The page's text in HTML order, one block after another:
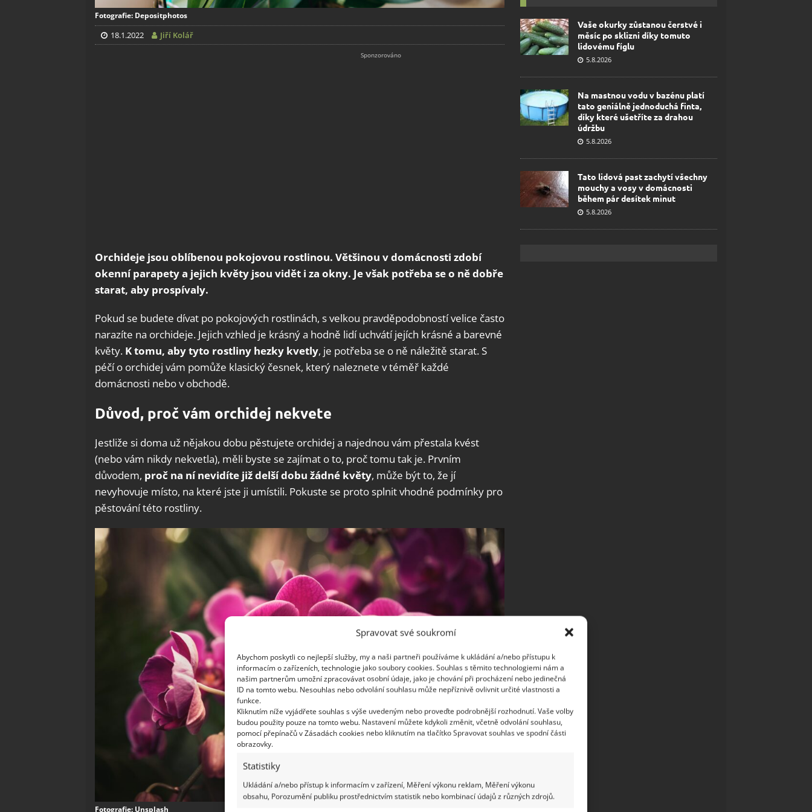
Spravovat své soukromí
Abychom poskytli co nejlepší služby, my a naši partneři používáme k ukládání a/nebo přístupu k
informacím o zařízeních, technologie jako soubory cookies. Souhlas s těmito technologiemi nám a
našim partnerům umožní zpracovávat osobní údaje, jako je chování při procházení nebo jedinečná
ID na tomto webu. Nesouhlas nebo odvolání souhlasu může nepříznivě ovlivnit určité vlastnosti a
funkce.
Kliknutím níže vyjádřete souhlas s výše uvedeným nebo proveďte podrobnější rozhodnutí. Vaše volby
budou použity pouze na tomto webu. Nastavení můžete kdykoli změnit, včetně odvolání souhlasu,
pomocí přepínačů v Zásadách cookies nebo kliknutím na tlačítko Spravovat souhlas ve spodní části
obrazovky.
Statistiky
Ukládání a/nebo přístup k informacím v zařízení, Měření výkonu reklam, Měření výkonu
obsahu, Porozumění publiku prostřednictvím statistik nebo kombinací údajů z různých zdrojů.
Fotografie: Depositphotos
18.1.2022 Jiří Kolář
Orchideje jsou oblíbenou pokojovou rostlinou. Většinou v domácnosti zdobí
okenní parapety a jejich květy jsou vidět i za okny. Je však potřeba se o ně dobře
starat, aby prospívaly.
Pokud se budete dívat po pokojových rostlinách, s velkou pravděpodobností velice často
narazíte na orchideje. Jejich vzhled je krásný a hodně lidí uchvátí jejích krásné a barevné
květy. K tomu, aby tyto rostliny hezky kvetly, je potřeba se o ně náležitě starat. S
péčí o orchidej vám pomůže klasický česnek, který naleznete v téměř každé
domácnosti nebo v obchodě.
Důvod, proč vám orchidej nekvete
Jestliže si doma už nějakou dobu pěstujete orchidej a najednou vám přestala kvést
(nebo vám nikdy nekvetla), měli byste se zajímat o to, proč tomu tak je. Prvním
důvodem, proč na ní nevidíte již delší dobu žádné květy, může být to, že jí
nevyhovuje místo, na které jste ji umístili. Pokuste se proto splnit vhodné podmínky pro
pěstování této rostliny.
Fotografie: Unsplash
Vaše okurky zůstanou čerstvé i
měsíc po sklizni díky tomuto
lidovému fíglu
5.8.2026
Na mastnou vodu v bazénu platí
tato geniálně jednoduchá finta,
díky které ušetříte za drahou
údržbu
5.8.2026
Tato lidová past zachytí všechny
mouchy a vosy v domácnosti
během pár desítek minut
5.8.2026